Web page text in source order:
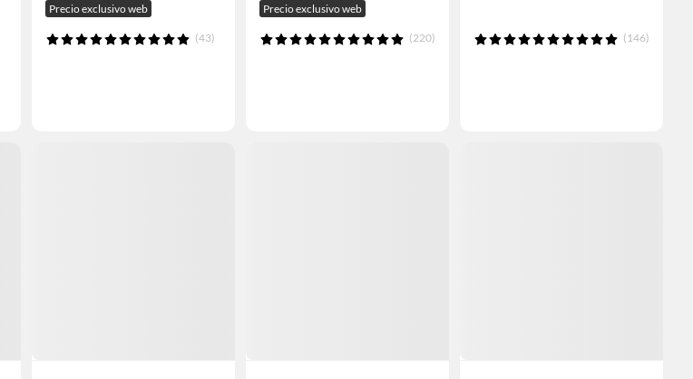
Precio exclusivo web
(43)
Precio exclusivo web
(220) (146)